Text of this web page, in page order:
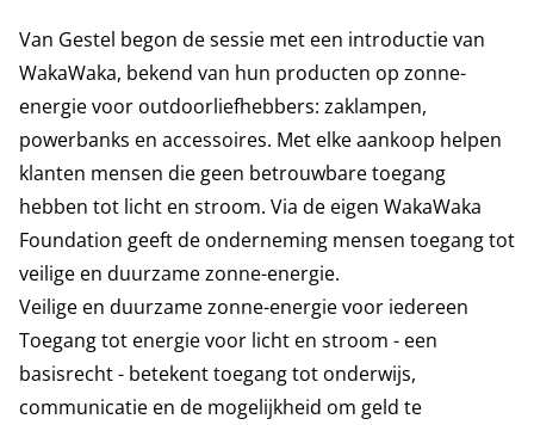
Van Gestel begon de sessie met een introductie van
WakaWaka, bekend van hun producten op zonne-
energie voor outdoorliefhebbers: zaklampen,
powerbanks en accessoires. Met elke aankoop helpen
klanten mensen die geen betrouwbare toegang
hebben tot licht en stroom. Via de eigen WakaWaka
Foundation geeft de onderneming mensen toegang tot
veilige en duurzame zonne-energie.
Veilige en duurzame zonne-energie voor iedereen
Toegang tot energie voor licht en stroom - een
basisrecht - betekent toegang tot onderwijs,
communicatie en de mogelijkheid om geld te